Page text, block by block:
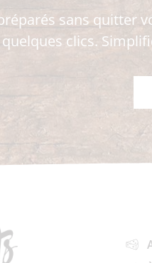
sans quitter
clics.